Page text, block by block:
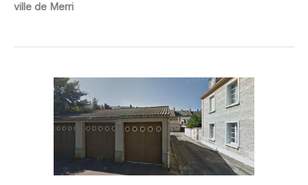
ville de Merri